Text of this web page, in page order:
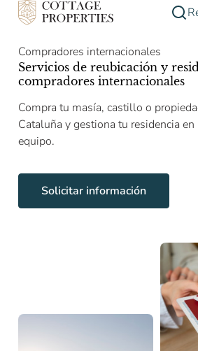
Compradores internacionales
Servicios de reubicación y
compradores internacionales
Compra tu masía, castillo o
Cataluña y gestiona tu residencia
equipo.
Solicitar información